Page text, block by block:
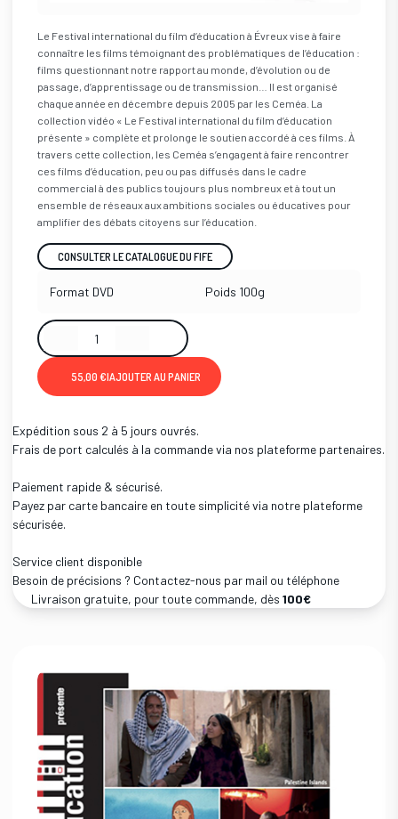
Le Festival international du film d’éducation à Évreux vise à faire
connaître les films témoignant des problématiques de l’éducation :
films questionnant notre rapport au monde, d’évolution ou de
passage, d’apprentissage ou de transmission… Il est organisé
chaque année en décembre depuis 2005 par les Ceméa. La
collection vidéo « Le Festival international du film d’éducation
présente » complète et prolonge le soutien accordé à ces films. À
travers cette collection, les Ceméa s’engagent à faire rencontrer
ces films d’éducation, peu ou pas diffusés dans le cadre
commercial à des publics toujours plus nombreux et à tout un
ensemble de réseaux aux ambitions sociales ou éducatives pour
amplifier des débats citoyens sur l’éducation.
CONSULTER LE CATALOGUE DU FIFE
Format DVD Poids 100g
55,00 €|AJOUTER AU PANIER
Expédition sous 2 à 5 jours ouvrés.
Frais de port calculés à la commande via nos plateforme partenaires.
Paiement rapide & sécurisé.
Payez par carte bancaire en toute simplicité via notre plateforme
sécurisée.
Service client disponible
Besoin de précisions ? Contactez-nous par mail ou téléphone
Livraison gratuite, pour toute commande, dès 100€